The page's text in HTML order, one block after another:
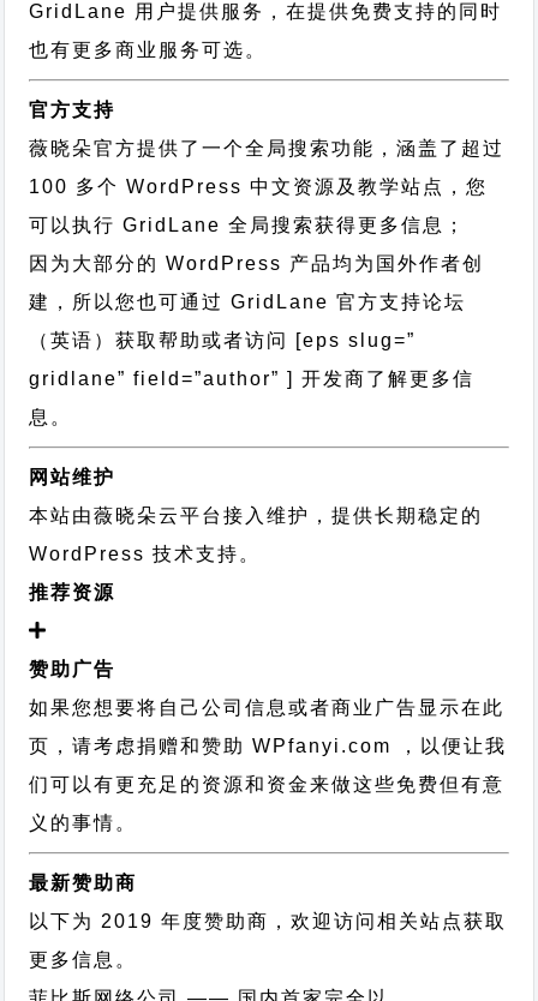
GridLane 用户提供服务，在提供免费支持的同时
也有更多商业服务可选。
官方支持
薇晓朵官方提供了一个全局搜索功能，涵盖了超过
100 多个 WordPress 中文资源及教学站点，您
可以执行 GridLane 全局搜索获得更多信息；
因为大部分的 WordPress 产品均为国外作者创
建，所以您也可通过GridLane 官方支持论坛
（英语）获取帮助或者访问 [eps slug=”
gridlane” field=”author” ] 开发商了解更多信
息。
网站维护
本站由薇晓朵云平台接入维护，提供长期稳定的
WordPress 技术支持 。
推荐资源
赞助广告
如果您想要将自己公司信息或者商业广告显示在此
页，请考虑捐赠和赞助 WPfanyi.com ，以便让我
们可以有更充足的资源和资金来做这些免费但有意
义的事情。
最新赞助商
以下为 2019 年度赞助商，欢迎访问相关站点获取
更多信息。